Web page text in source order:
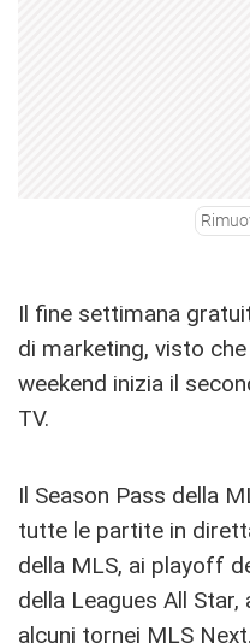
Il fine settimana
di marketing, visto
weekend inizia il
TV.
Il Season Pass della
tutte le partite in
della MLS, ai playoff
della Leagues All Star,
alcuni tornei MLS